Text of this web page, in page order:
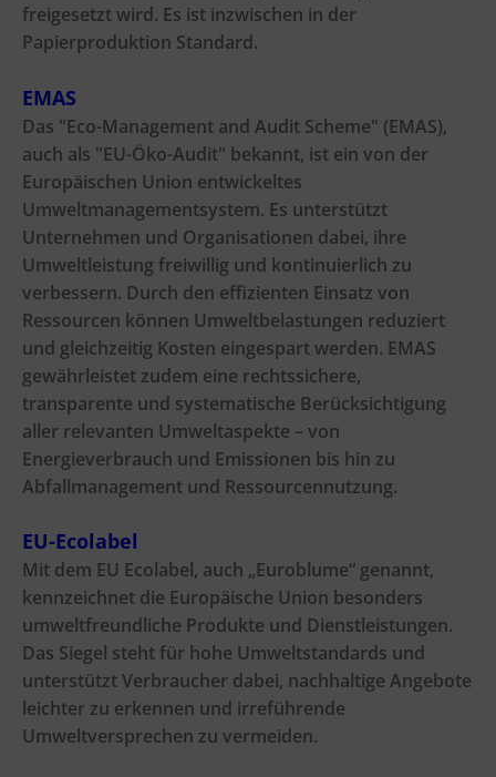
freigesetzt wird. Es ist inzwischen in der
Papierproduktion Standard.
EMAS
Das "Eco-Management and Audit Scheme" (EMAS),
auch als "EU-Öko-Audit" bekannt, ist ein von der
Europäischen Union entwickeltes
Umweltmanagementsystem. Es unterstützt
Unternehmen und Organisationen dabei, ihre
Umweltleistung freiwillig und kontinuierlich zu
verbessern. Durch den effizienten Einsatz von
Ressourcen können Umweltbelastungen reduziert
und gleichzeitig Kosten eingespart werden. EMAS
gewährleistet zudem eine rechtssichere,
transparente und systematische Berücksichtigung
aller relevanten Umweltaspekte – von
Energieverbrauch und Emissionen bis hin zu
Abfallmanagement und Ressourcennutzung.
EU-Ecolabel
Mit dem EU Ecolabel, auch „Euroblume“ genannt,
kennzeichnet die Europäische Union besonders
umweltfreundliche Produkte und Dienstleistungen.
Das Siegel steht für hohe Umweltstandards und
unterstützt Verbraucher dabei, nachhaltige Angebote
leichter zu erkennen und irreführende
Umweltversprechen zu vermeiden.